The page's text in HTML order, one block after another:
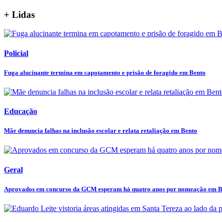
+ Lidas
Policial
Fuga alucinante termina em capotamento e prisão de foragido em Bento
Educação
Mãe denuncia falhas na inclusão escolar e relata retaliação em Bento
Geral
Aprovados em concurso da GCM esperam há quatro anos por nomeação em